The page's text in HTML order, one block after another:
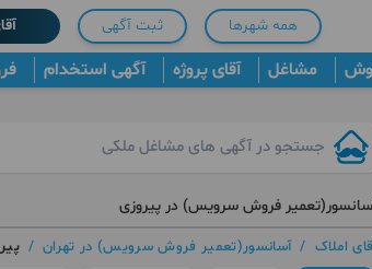
همه شهرها ثبت آگهی
مشاغل آقای پروژه آگهی استخدام
فروش سرویس) در پیروزی
املاک / آسانسور(تعمیر فروش سرویس) در تهران /